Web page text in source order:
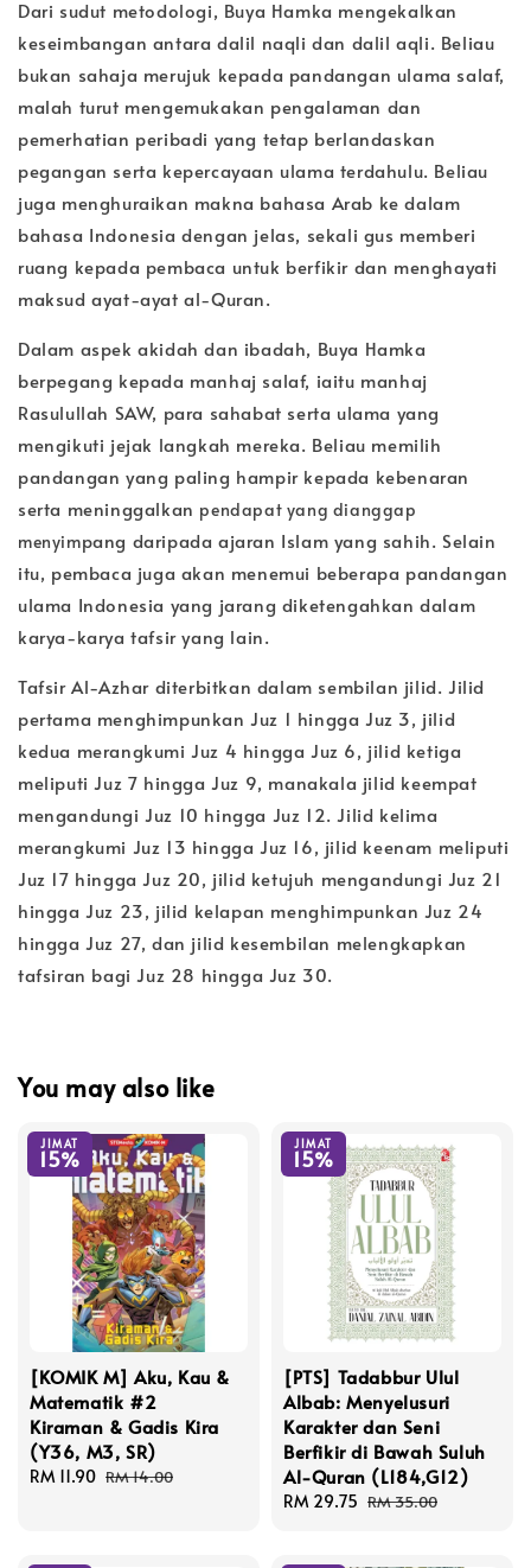
Dari sudut metodologi, Buya Hamka mengekalkan
keseimbangan antara dalil naqli dan dalil aqli. Beliau
bukan sahaja merujuk kepada pandangan ulama salaf,
malah turut mengemukakan pengalaman dan
pemerhatian peribadi yang tetap berlandaskan
pegangan serta kepercayaan ulama terdahulu. Beliau
juga menghuraikan makna bahasa Arab ke dalam
bahasa Indonesia dengan jelas, sekali gus memberi
ruang kepada pembaca untuk berfikir dan menghayati
maksud ayat-ayat al-Quran.
Dalam aspek akidah dan ibadah, Buya Hamka
berpegang kepada manhaj salaf, iaitu manhaj
Rasulullah SAW, para sahabat serta ulama yang
mengikuti jejak langkah mereka. Beliau memilih
pandangan yang paling hampir kepada kebenaran
serta meninggalkan pendapat yang dianggap
menyimpang daripada ajaran Islam yang sahih. Selain
itu, pembaca juga akan menemui beberapa pandangan
ulama Indonesia yang jarang diketengahkan dalam
karya-karya tafsir yang lain.
Tafsir Al-Azhar diterbitkan dalam sembilan jilid. Jilid
pertama menghimpunkan Juz 1 hingga Juz 3, jilid
kedua merangkumi Juz 4 hingga Juz 6, jilid ketiga
meliputi Juz 7 hingga Juz 9, manakala jilid keempat
mengandungi Juz 10 hingga Juz 12. Jilid kelima
merangkumi Juz 13 hingga Juz 16, jilid keenam meliputi
Juz 17 hingga Juz 20, jilid ketujuh mengandungi Juz 21
hingga Juz 23, jilid kelapan menghimpunkan Juz 24
hingga Juz 27, dan jilid kesembilan melengkapkan
tafsiran bagi Juz 28 hingga Juz 30.
You may also like
JIMAT
15%
[KOMIK M] Aku, Kau &
Matematik #2
Kiraman & Gadis Kira
(Y36, M3, SR)
Sale
RM 11.90 Regular
RM 14.00
JIMAT
15%
[PTS] Tadabbur Ulul
Albab: Menyelusuri
Karakter dan Seni
Berfikir di Bawah Suluh
Al-Quran (L184,G12)
Sale
RM 29.75 Regular
RM 35.00